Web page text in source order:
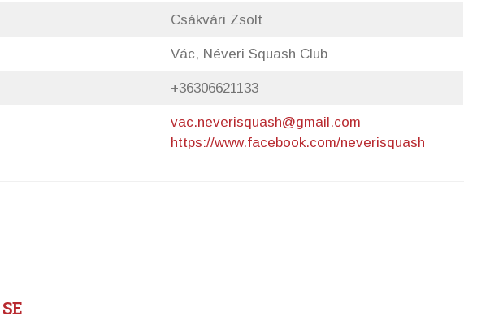
Csákvári Zsolt
Vác, Néveri Squash Club
+36306621133
vac.neverisquash@gmail.com
https://www.facebook.com/neverisquash